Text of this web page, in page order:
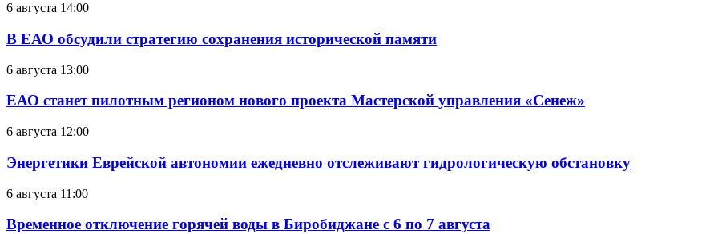
6 августа 14:00
В ЕАО обсудили стратегию сохранения исторической памяти
6 августа 13:00
ЕАО станет пилотным регионом нового проекта Мастерской управления «Сенеж»
6 августа 12:00
Энергетики Еврейской автономии ежедневно отслеживают гидрологическую обстановку
6 августа 11:00
Временное отключение горячей воды в Биробиджане с 6 по 7 августа